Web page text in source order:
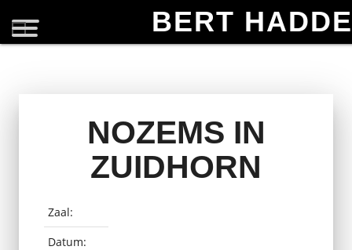
BERT
NOZEMS IN
ZUIDHORN
Zaal:
Datum: